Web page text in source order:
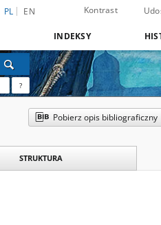
PL EN Kontrast
INDEKSY
?
Pobierz opis bibliograficzny
STRUKTURA